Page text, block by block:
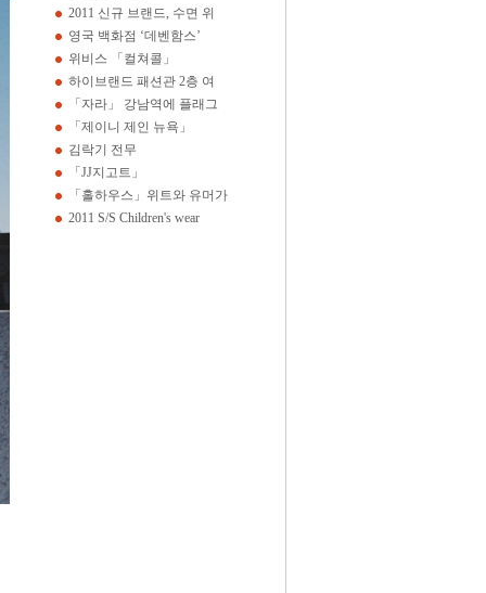
2011 신규 브랜드, 수면 위
영국 백화점 ‘데벤함스’
위비스 「컬쳐콜」
하이브랜드 패션관 2층 여
「자라」 강남역에 플래그
「제이니 제인 뉴욕」
김락기 전무
「JJ지고트」
「홀하우스」위트와 유머가
2011 S/S Children's wear